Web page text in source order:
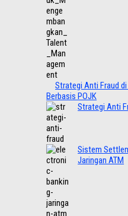
Strategi Anti Fraud
Berbasis POJK
Strategi Anti
Sistem
Jaringan ATM